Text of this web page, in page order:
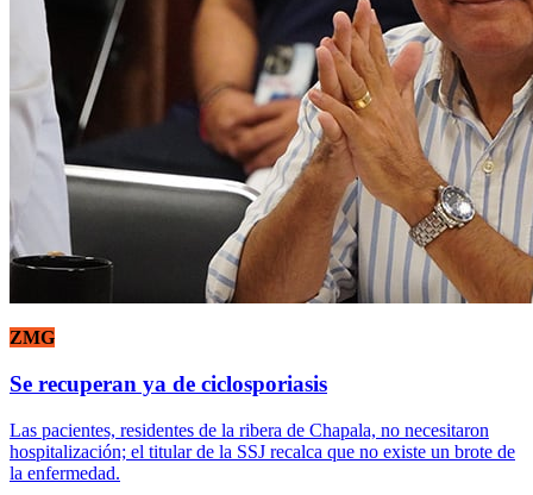
ZMG
Se recuperan ya de ciclosporiasis
Las pacientes, residentes de la ribera de Chapala, no necesitaron
hospitalización; el titular de la SSJ recalca que no existe un brote de
la enfermedad.